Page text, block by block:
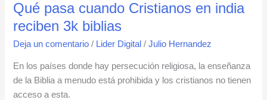
Qué pasa cuando Cristianos en india
reciben 3k biblias
Deja un comentario / Lider Digital /Julio Hernandez
En los países donde hay persecución religiosa, la enseñanza
de la Biblia a menudo está prohibida y los cristianos no tienen
acceso a esta.
cuando
Cristianos
india
reciben
3k
biblias